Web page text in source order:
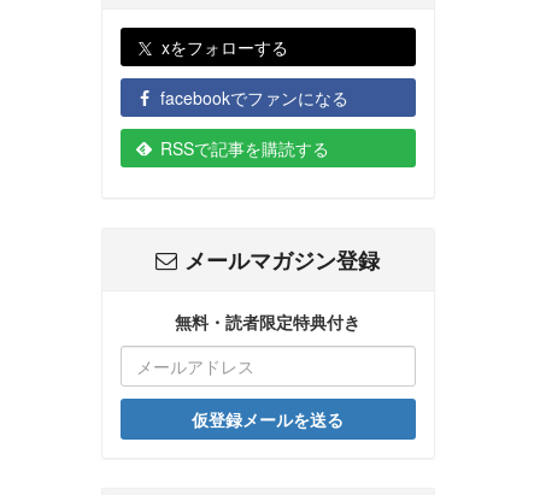
xをフォローする
facebookでファンになる
RSSで記事を購読する
メールマガジン登録
無料・読者限定特典付き
仮登録メールを送る